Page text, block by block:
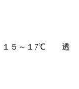
１５～１7℃ 透